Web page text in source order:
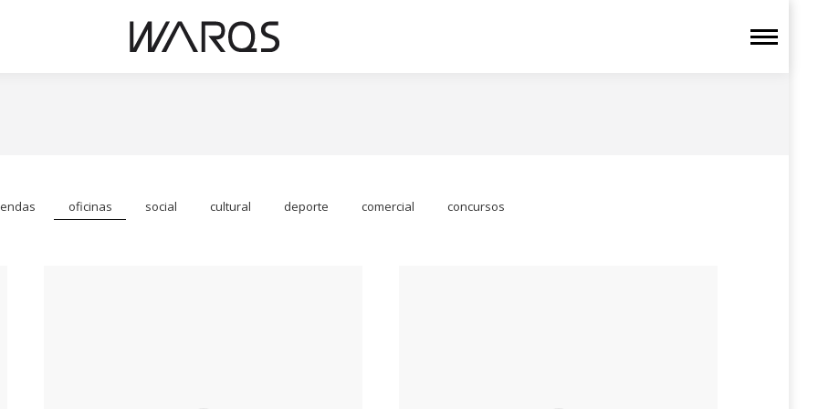
oficinas social cultural deporte comercial concursos